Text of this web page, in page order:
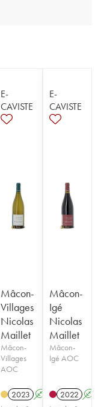
E-
CAVISTE
Mâcon-
Villages
Nicolas
Maillet
Mâcon-
Villages
AOC
2023 A
E-
CAVISTE
Mâcon-
Igé
Nicolas
Maillet
Mâcon-
Igé AOC
2022 A